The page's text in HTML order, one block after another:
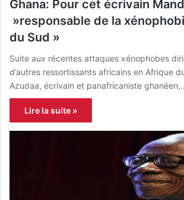
Ghana: Pour cet écrivain
»responsable de la
du Sud »
Suite aux récentes attaques xénophobes
d’autres ressortissants africains en Afrique
Azudaa, écrivain et panafricaniste
Lire la suite »